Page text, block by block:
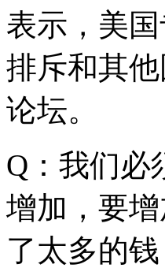
表示，美
排斥和其
论坛。
Q：我们必
增加，要
了太多的